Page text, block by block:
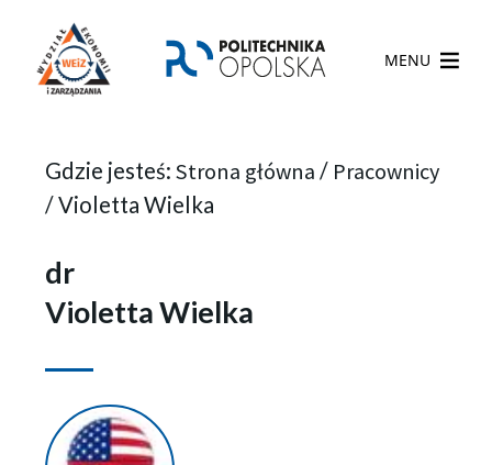
MENU
Gdzie jesteś: Strona główna / Pracownicy
/Violetta Wielka
dr
Violetta Wielka